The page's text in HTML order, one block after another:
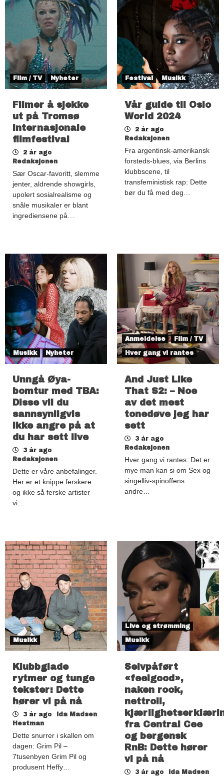
Film / TV Nyheter
Filmer å sjekke
ut på Tromsø
internasjonale
filmfestival
2 år ago
Redaksjonen
Sær Oscar-favoritt, slemme
jenter, aldrende showgirls,
upolert sosialrealisme og
snåle musikaler er blant
ingrediensene på…
Festival Musikk
Vår guide til Oslo
World 2024
2 år ago
Redaksjonen
Fra argentinsk-amerikansk
forsteds-blues, via Berlins
klubbscene, til
transfeministisk rap: Dette
bør du få med deg…
Musikk Nyheter
Unngå Øya-
bomtur med TBA:
Disse vil du
sannsynligvis
ikke angre på at
du har sett live
3 år ago
Redaksjonen
Dette er våre anbefalinger.
Her er et knippe ferskere
og ikke så ferske artister
vi…
Anmeldelse
Film / TV
Hver gang vi rantes
And Just Like
That S2: – Noe
av det mest
tonedøve jeg har
sett
3 år ago
Redaksjonen
Hver gang vi rantes: Det er
mye man kan si om Sex og
singelliv-spinoffens
andre…
Musikk
Klubbglade
rytmer og tunge
tekster: Dette
hører vi på nå
3 år ago
Ida Madsen
Hestman
Dette snurrer i skallen om
dagen: Grim Pil –
7tusenbyen Grim Pil og
produsent Heffy…
Live og strømming
Musikk
Selvpåført
«feelgood»,
naken rock,
nettroll,
fra Central Cee
og bergensk
RnB: Dette hører
vi på nå
3 år ago
Ida Madsen